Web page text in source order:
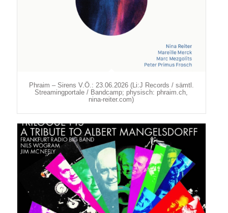
Phraim – Sirens V.Ö.: 23.06.2026 (Li:J Records / sämtl.
Streamingportale / Bandcamp; physisch: phraim.ch,
nina-reiter.com)